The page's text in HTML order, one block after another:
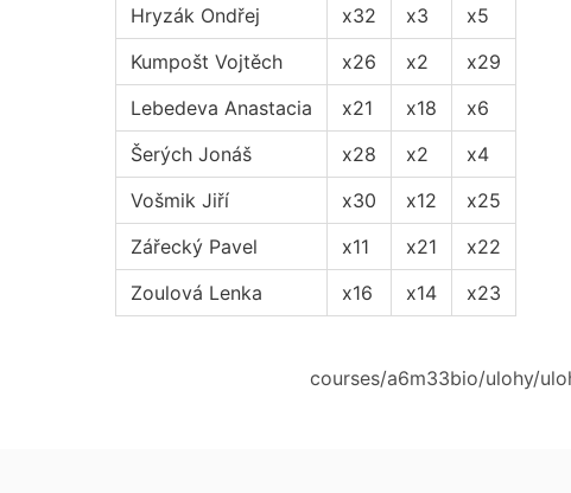
Hryzák Ondřej
x32 x3
x5
Kumpošt Vojtěch
x26 x2
x29
Lebedeva Anastacia
x21 x18
x6
Šerých Jonáš
x28 x2
x4
Vošmik Jiří
x30 x12
x25
Zářecký Pavel
x11 x21
x22
Zoulová Lenka
x16 x14 x23
courses/a6m33bio/ulohy/